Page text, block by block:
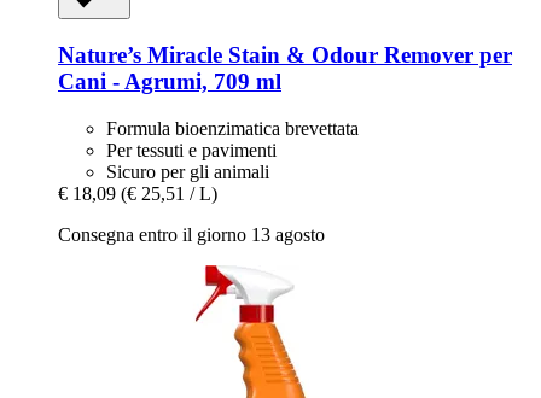
Nature’s Miracle Stain & Odour Remover per
Cani -​ Agrumi, 709 ml
Formula bioenzimatica brevettata
Per tessuti e pavimenti
Sicuro per gli animali
€ 18,09 (€ 25,51 / L)
Consegna entro il giorno 13 agosto